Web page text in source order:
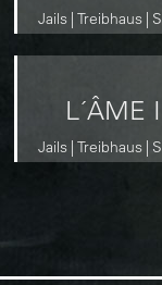
Treibhaus
Jails
L´ÂME
Treibhaus
Jails